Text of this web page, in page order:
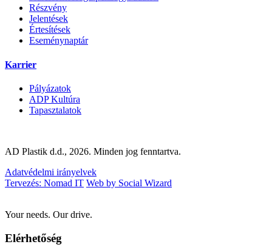
Részvény
Jelentések
Értesítések
Eseménynaptár
Karrier
Pályázatok
ADP Kultúra
Tapasztalatok
AD Plastik d.d., 2026. Minden jog fenntartva.
Adatvédelmi irányelvek
Tervezés: Nomad IT Web by Social Wizard
Your needs. Our drive.
Elérhetőség